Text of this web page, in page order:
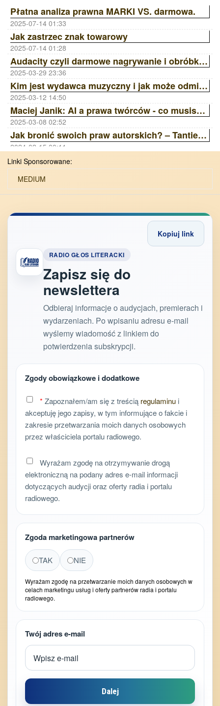
Płatna analiza prawna MARKI VS. darmowa.
2025-07-14 01:33
Jak zastrzec znak towarowy
2025-07-14 01:28
Audacity czyli darmowe nagrywanie i obróbka dźwięku
2025-03-29 23:36
Kim jest wydawca muzyczny i jak może odmienić Twoją karierę? | Ania Laskowska Sony Music Publishing ZAiKS Akademia
2025-03-12 14:50
Maciej Janik: AI a prawa twórców - co musisz wiedzieć? Wywiad z prawnikiem | ZAiKS Akademia
2025-03-08 02:52
Jak bronić swoich praw autorskich? – Tantiemy, Licencje, Ai | ZAiKS Akademia
2024-02-15 00:11
Linki Sponsorowane:
MEDIUM
Kopiuj link
RADIO GŁOS LITERACKI
Zapisz się do
newslettera
Odbieraj informacje o audycjach, premierach i
wydarzeniach. Po wpisaniu adresu e-mail
wyślemy wiadomość z linkiem do
potwierdzenia subskrypcji.
Zgody obowiązkowe i dodatkowe
* Zapoznałem/am się z treścią regulaminu i
akceptuję jego zapisy, w tym informujące o fakcie i
zakresie przetwarzania moich danych osobowych
przez właściciela portalu radiowego.
Wyrażam zgodę na otrzymywanie drogą
elektroniczną na podany adres e-mail informacji
dotyczących audycji oraz oferty radia i portalu
radiowego.
Zgoda marketingowa partnerów
TAK NIE
Wyrażam zgodę na przetwarzanie moich danych osobowych w
celach marketingu usług i oferty partnerów radia i portalu
radiowego.
Twój adres e-mail
Dalej